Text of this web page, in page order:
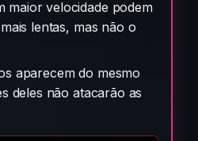
maior velocidade podem
lentas, mas não o
aparecem do mesmo
deles não atacarão as